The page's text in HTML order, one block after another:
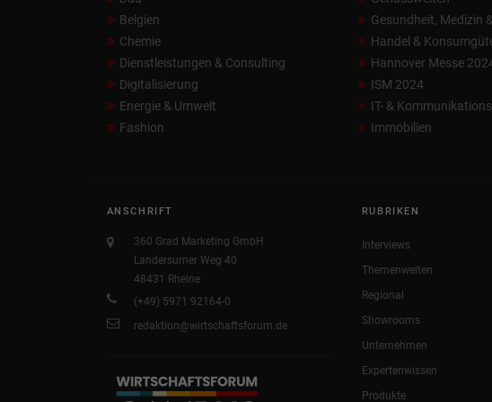
Belgien
Chemie
Dienstleistungen & Consulting
Digitalisierung
Energie & Umwelt
Fashion
Gesundheit, Medizin
Handel &
Hannover Messe
ISM 2024
IT- &
Immobilien
ANSCHRIFT
360 Grad Marketing GmbH
Landersumer Weg 40
48431 Rheine
(+49) 5971 92164-0
redaktion@wirtschaftsforum.de
RUBRIKEN
Interviews
Themenwelten
Regional
Showrooms
Unternehmen
Expertenwissen
Produkte